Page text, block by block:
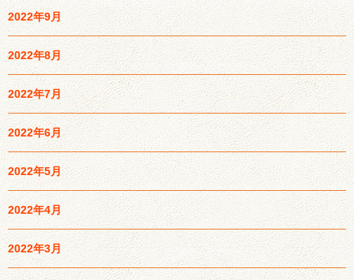
2022年9月
2022年8月
2022年7月
2022年6月
2022年5月
2022年4月
2022年3月